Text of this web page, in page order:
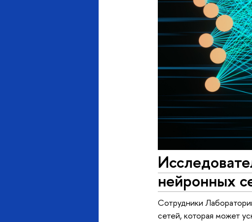
нейронных
Сотрудники
сетей, которая может